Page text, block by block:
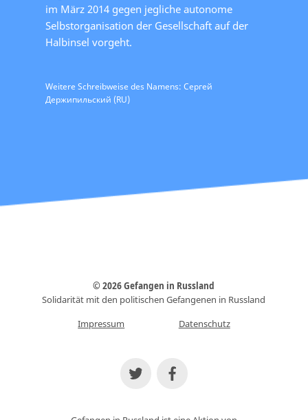
im März 2014 gegen jegliche autonome
Selbstorganisation der Gesellschaft auf der
Halbinsel vorgeht.
Weitere Schreibweise des Namens: Сергей
Держипильский (RU)
© 2026 Gefangen in Russland
Solidarität mit den politischen Gefangenen in Russland
Impressum
Datenschutz